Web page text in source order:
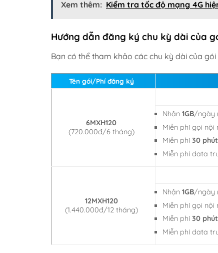
Xem thêm: Kiểm tra tốc độ mạng 4G
Hướng dẫn đăng ký chu kỳ dài của
Bạn có thể tham khảo các chu kỳ dài của
Tên gói/Phí đăng ký
6MXH120
(720.000đ/6 tháng)
Nhận1GB/ngày
Miễn phí gọi
Miễn phí30 phút
Miễn phí data
12MXH120
(1.440.000đ/12 tháng)
Nhận1GB/ngày
Miễn phí gọi nội
Miễn phí30 phút
Miễn phí data